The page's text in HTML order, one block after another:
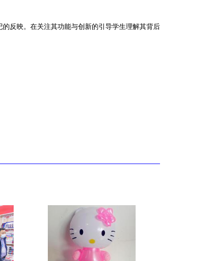
反映。在关注其功能与创新的引导学生理解其背后